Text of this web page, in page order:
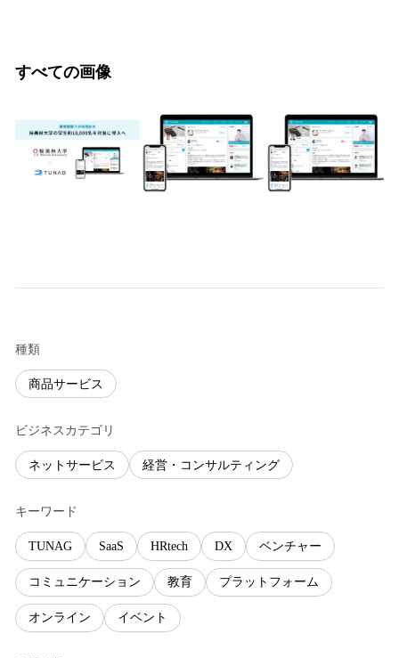
すべての画像
種類
商品サービス
ビジネスカテゴリ
ネットサービス 経営・コンサルティング
キーワード
TUNAG SaaS HRtech DX ベンチャー
コミュニケーション 教育 プラットフォーム
オンライン イベント